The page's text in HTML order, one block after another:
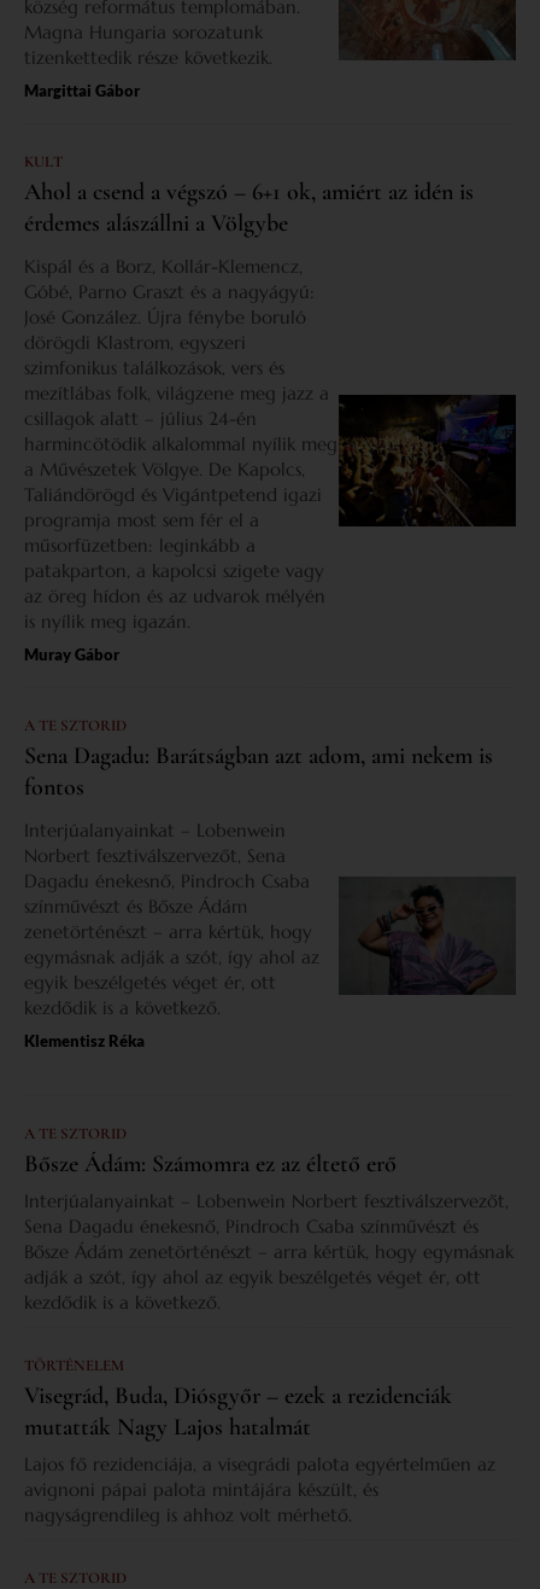
község református templomában.
Magna Hungaria sorozatunk
tizenkettedik része következik.
Margittai Gábor
KULT
Ahol a csend a végszó – 6+1 ok, amiért az idén is
érdemes alászállni a Völgybe
Kispál és a Borz, Kollár-Klemencz,
Góbé, Parno Graszt és a nagyágyú:
José González. Újra fénybe boruló
dörögdi Klastrom, egyszeri
szimfonikus találkozások, vers és
mezítlábas folk, világzene meg jazz a
csillagok alatt – július 24-én
harmincötödik alkalommal nyílik meg
a Művészetek Völgye. De Kapolcs,
Taliándörögd és Vigántpetend igazi
programja most sem fér el a
műsorfüzetben: leginkább a
patakparton, a kapolcsi szigete vagy
az öreg hídon és az udvarok mélyén
is nyílik meg igazán.
Muray Gábor
A TE SZTORID
Sena Dagadu: Barátságban azt adom, ami nekem is
fontos
Interjúalanyainkat – Lobenwein
Norbert fesztiválszervezőt, Sena
Dagadu énekesnő, Pindroch Csaba
színművészt és Bősze Ádám
zenetörténészt – arra kértük, hogy
egymásnak adják a szót, így ahol az
egyik beszélgetés véget ér, ott
kezdődik is a következő.
Klementisz Réka
A TE SZTORID
Bősze Ádám: Számomra ez az éltető erő
Interjúalanyainkat – Lobenwein Norbert fesztiválszervezőt,
Sena Dagadu énekesnő, Pindroch Csaba színművészt és
Bősze Ádám zenetörténészt – arra kértük, hogy egymásnak
adják a szót, így ahol az egyik beszélgetés véget ér, ott
kezdődik is a következő.
TÖRTÉNELEM
Visegrád, Buda, Diósgyőr – ezek a rezidenciák
mutatták Nagy Lajos hatalmát
Lajos fő rezidenciája, a visegrádi palota egyértelműen az
avignoni pápai palota mintájára készült, és
nagyságrendileg is ahhoz volt mérhető.
A TE SZTORID